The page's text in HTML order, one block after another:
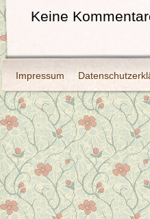
Keine
Impressum